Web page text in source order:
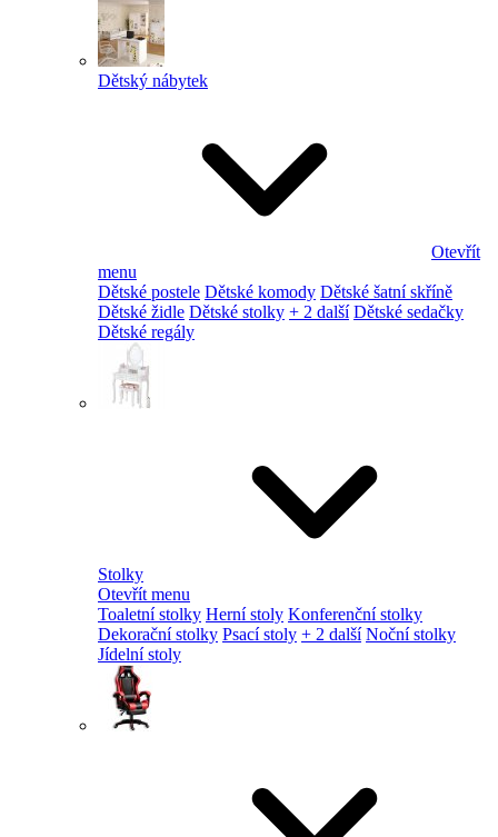
Dětský nábytek
Otevřít
menu
Dětské postele Dětské komody Dětské šatní skříně
Dětské židle Dětské stolky + 2 další Dětské sedačky
Dětské regály
Stolky
Otevřít menu
Toaletní stolky Herní stoly Konferenční stolky
Dekorační stolky Psací stoly + 2 další Noční stolky
Jídelní stoly